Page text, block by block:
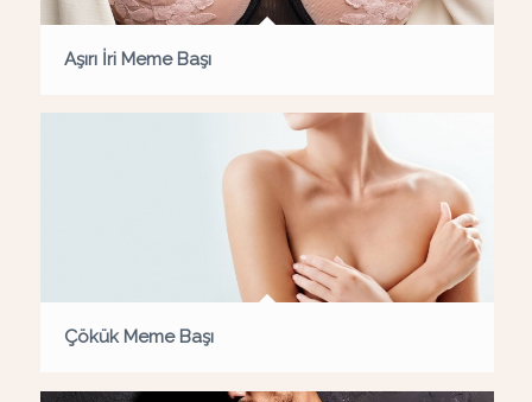
Aşırı İri Meme Başı
Çökük Meme Başı